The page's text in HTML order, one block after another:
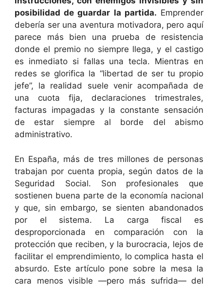
posibilidad de guardar la partida. Emprender
debería ser una aventura motivadora, pero aquí
parece más bien una prueba de resistencia
donde el premio no siempre llega, y el castigo
es inmediato si fallas una tecla. Mientras en
redes se glorifica la “libertad de ser tu propio
jefe”, la realidad suele venir acompañada de
una cuota fija, declaraciones trimestrales,
facturas impagadas y la constante sensación
de estar siempre al borde del abismo
administrativo.
En España, más de tres millones de personas
trabajan por cuenta propia, según datos de la
Seguridad Social. Son profesionales que
sostienen buena parte de la economía nacional
y que, sin embargo, se sienten abandonados
por el sistema. La carga fiscal es
desproporcionada en comparación con la
protección que reciben, y la burocracia, lejos de
facilitar el emprendimiento, lo complica hasta el
absurdo. Este artículo pone sobre la mesa la
cara menos visible —pero más sufrida— del